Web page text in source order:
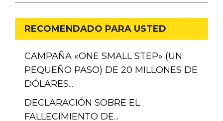
RECOMENDADO PARA USTED
CAMPAÑA «ONE SMALL STEP» (UN
PEQUEÑO PASO) DE 20 MILLONES DE
DÓLARES...
DECLARACIÓN SOBRE EL
FALLECIMIENTO DE...